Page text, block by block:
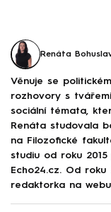
Renáta
Věnuje se
rozhovory s
sociální témata,
Renáta studovala
na Filozofické
studiu od roku
Echo24.cz. Od
redaktorka na